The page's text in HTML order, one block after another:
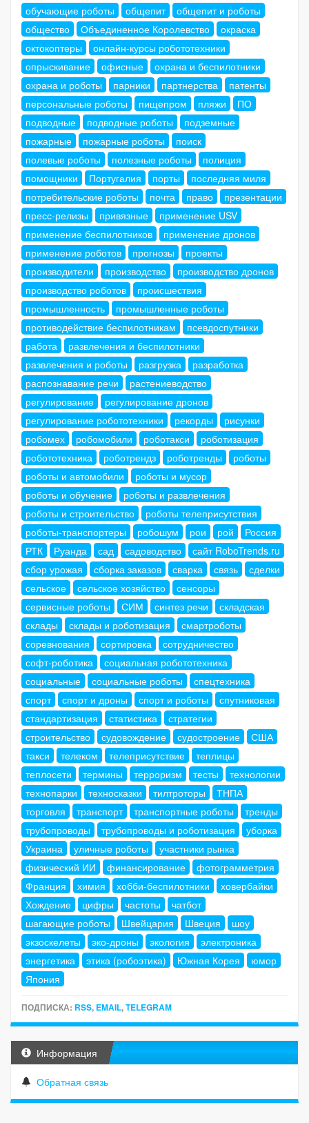
обучающие роботы
общепит
общепит и роботы
общество
Объединенное Королевство
окраска
октокоптеры
онлайн-курсы робототехники
опрыскивание
офисные
охрана и беспилотники
охрана и роботы
парники партнерства
патенты
персональные роботы
пищепром пляжи
ПО
подводные
подводные роботы
подземные
пожарные
пожарные роботы
поиск
полевые роботы
полезные роботы
полиция
помощники
Португалия порты
последняя миля
потребительские роботы
почта право
презентации
пресс-релизы
привязные
применение USV
применение беспилотников
применение дронов
применение роботов
прогнозы
проекты
производители
производство
производство дронов
производство роботов
происшествия
промышленность
промышленные роботы
противодействие беспилотникам
псевдоспутники
работа
развлечения и беспилотники
развлечения и роботы
разгрузка
разработка
распознавание речи
растениеводство
регулирование
регулирование дронов
регулирование робототехники
рекорды
рисунки
робомех
робомобили роботакси
роботизация
робототехника
роботрендз роботренды
роботы
роботы и автомобили
роботы и мусор
роботы и обучение
роботы и развлечения
роботы и строительство
роботы телеприсутствия
роботы-транспортеры
робошум рои рой
Россия
РТК
Руанда сад садоводство
сайт RoboTrends.ru
сбор урожая
сборка заказов сварка связь
сделки
сельское
сельское хозяйство
сенсоры
сервисные роботы
СИМ синтез речи
складская
склады
склады и роботизация
смартроботы
соревнования
сортировка
сотрудничество
софт-роботика
социальная робототехника
социальные
социальные роботы
спецтехника
спорт
спорт и дроны спорт и роботы
спутниковая
стандартизация
статистика
стратегии
строительство
судовождение судостроение
США
такси
телеком телеприсутствие
теплицы
теплосети
термины терроризм тесты
технологии
технопарки
техносказки тилтроторы
ТНПА
торговля
транспорт транспортные роботы
тренды
трубопроводы
трубопроводы и роботизация
уборка
Украина
уличные роботы
участники рынка
физический ИИ
финансирование
фотограмметрия
Франция
химия хобби-беспилотники
ховербайки
Хождение
цифры частоты
чатбот
шагающие роботы
Швейцария Швеция
шоу
экзоскелеты
эко-дроны экология
электроника
энергетика
этика (робоэтика) Южная Корея
юмор
Япония
ПОДПИСКА: RSS, EMAIL,TELEGRAM
Информация
Обратная связь